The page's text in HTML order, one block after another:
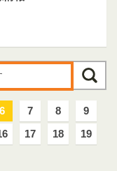
6 7 8
9
17 18
19